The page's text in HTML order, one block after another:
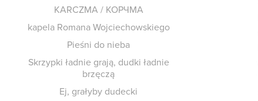
KARCZMA / К​О​Р​Ч​М​А
kapela Romana Wojciechowskiego
Pieśni do nieba
Skrzypki ładnie grają, dudki ładnie
brzęczą
Ej, gra​ł​yby dudecki